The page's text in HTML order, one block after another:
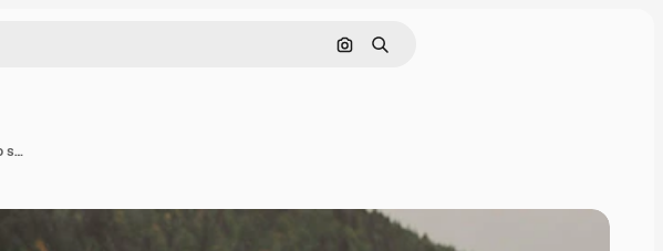
Cerca per immagine
Ricerca
Arte marziale del karate un uomo in kimono con cintura nera si allena sullo spazio libero della montagna